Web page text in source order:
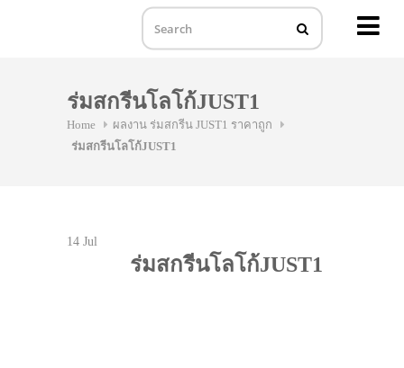
ร่มสกรีนโลโก้JUST1
Home
ผลงาน ร่มสกรีน JUST1 ราคาถูก
ร่มสกรีนโลโก้JUST1
14 Jul
ร่มสกรีนโลโก้JUST1